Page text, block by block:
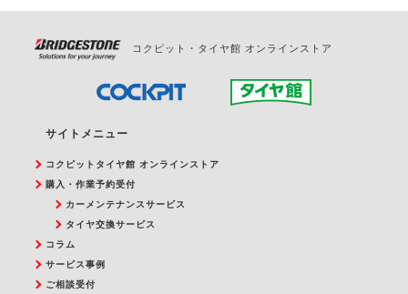
コクピット・タイヤ館 オンラインストア
サイトメニュー
コクピットタイヤ館 オンラインストア
購入・作業予約受付
カーメンテナンスサービス
タイヤ交換サービス
コラム
サービス事例
ご相談受付